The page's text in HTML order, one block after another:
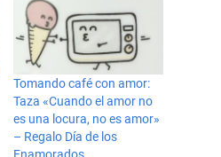
Tomando café con amor:
Taza «Cuando el amor no
es una locura, no es amor»
– Regalo Día de los